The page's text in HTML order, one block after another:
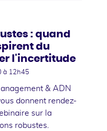
: quand
du
l'incertitude
à 12h45
& ADN
donnent rendez-
sur la
robustes.